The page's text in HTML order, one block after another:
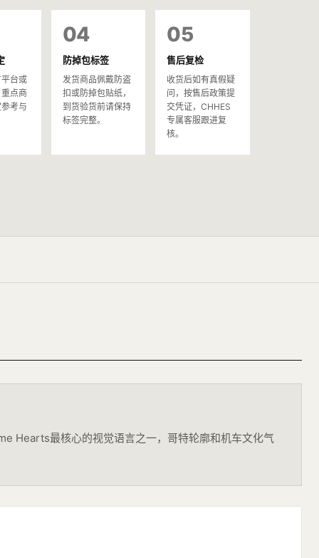
台或
点商
考与
04
防掉包标签
发货商品佩戴防盗
扣或防掉包贴纸，
到货验货前请保持
标签完整。
05
售后复检
收货后如有真假疑
问，按售后政策提
交凭证，CHHES
专属客服跟进复
核。
Hearts最核心的视觉语言之一，哥特轮廓和机车文化气